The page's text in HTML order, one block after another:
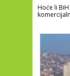
Hoće li